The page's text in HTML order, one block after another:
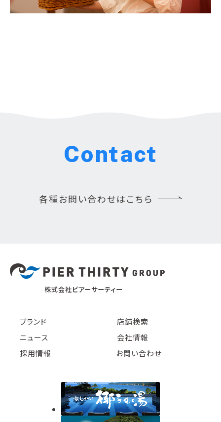
Contact
各種お問い合わせはこちら
株式会社ピアーサーティー
ブランド
店舗検索
ニュース
会社情報
採用情報
お問い合わせ